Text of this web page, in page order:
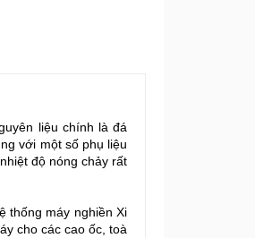
liệu chính là đá
với một số phụ liệu
độ nóng chảy rất
thống máy nghiền Xi
cho các cao ốc, toà